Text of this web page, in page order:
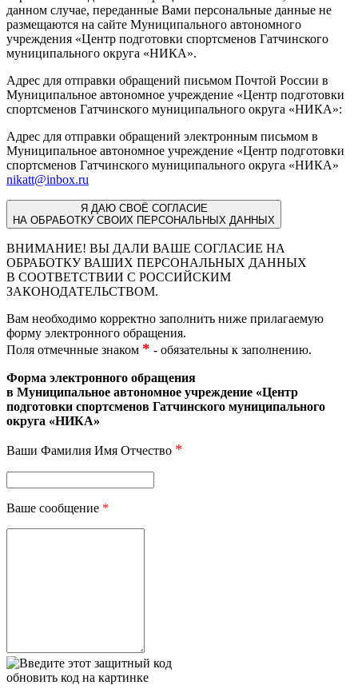
данном случае, переданные Вами персональные данные не
размещаются на сайте Муниципального автономного
учреждения «Центр подготовки спортсменов Гатчинского
муниципального округа «НИКА».
Адрес для отправки обращений письмом Почтой России в
Муниципальное автономное учреждение «Центр подготовки
спортсменов Гатчинского муниципального округа «НИКА»:
Адрес для отправки обращений электронным письмом в
Муниципальное автономное учреждение «Центр подготовки
спортсменов Гатчинского муниципального округа «НИКА»
nikatt@inbox.ru
Я ДАЮ СВОЁ СОГЛАСИЕ
НА ОБРАБОТКУ СВОИХ ПЕРСОНАЛЬНЫХ ДАННЫХ
ВНИМАНИЕ! ВЫ ДАЛИ ВАШЕ СОГЛАСИЕ НА
ОБРАБОТКУ ВАШИХ ПЕРСОНАЛЬНЫХ ДАННЫХ
В СООТВЕТСТВИИ С РОССИЙСКИМ
ЗАКОНОДАТЕЛЬСТВОМ.
Вам необходимо корректно заполнить ниже прилагаемую
форму электронного обращения.
Поля отмечнные знаком * - обязательны к заполнению.
Форма электронного обращения
в Муниципальное автономное учреждение «Центр
подготовки спортсменов Гатчинского муниципального
округа «НИКА»
Ваши Фамилия Имя Отчество *
Ваше сообщение *
обновить код на картинке